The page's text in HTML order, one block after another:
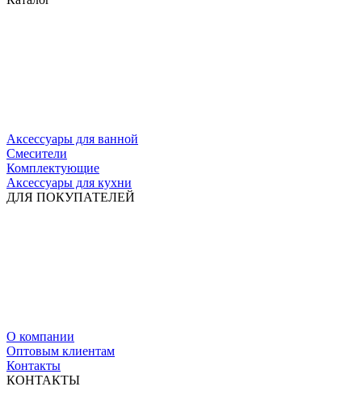
Аксессуары для ванной
Смесители
Комплектующие
Аксессуары для кухни
ДЛЯ ПОКУПАТЕЛЕЙ
О компании
Оптовым клиентам
Контакты
КОНТАКТЫ